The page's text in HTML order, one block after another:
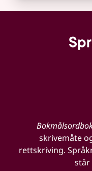
skrivemåte
rettskriving.
står